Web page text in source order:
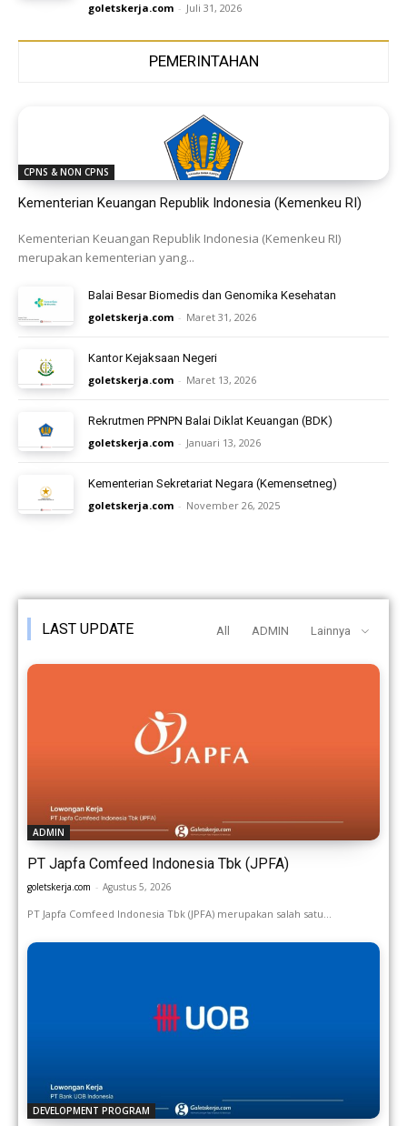
goletskerja.com - Juli 31, 2026
PEMERINTAHAN
CPNS & NON CPNS
Kementerian Keuangan Republik Indonesia (Kemenkeu RI)
Kementerian Keuangan Republik Indonesia (Kemenkeu RI)
merupakan kementerian yang...
Balai Besar Biomedis dan Genomika Kesehatan
goletskerja.com - Maret 31, 2026
Kantor Kejaksaan Negeri
goletskerja.com - Maret 13, 2026
Rekrutmen PPNPN Balai Diklat Keuangan (BDK)
goletskerja.com - Januari 13, 2026
Kementerian Sekretariat Negara (Kemensetneg)
goletskerja.com - November 26, 2025
LAST UPDATE All ADMIN Lainnya
ADMIN
PT Japfa Comfeed Indonesia Tbk (JPFA)
goletskerja.com - Agustus 5, 2026
PT Japfa Comfeed Indonesia Tbk (JPFA) merupakan salah satu...
DEVELOPMENT PROGRAM